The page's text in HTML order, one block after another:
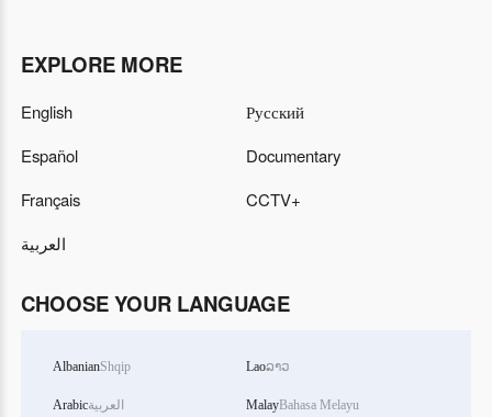
EXPLORE MORE
English
Español
Français
العربية
Русский
Documentary
CCTV+
CHOOSE YOUR LANGUAGE
AlbanianShqip
Arabicالعربية
Laoລາວ
MalayBahasa Melayu